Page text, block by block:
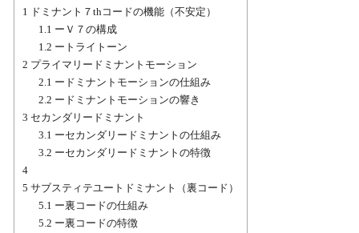
1 ドミナント７thコードの機能（不安定）
1.1 ーＶ７の構成
1.2 ートライトーン
2 プライマリードミナントモーション
2.1 ードミナントモーションの仕組み
2.2 ードミナントモーションの響き
3 セカンダリードミナント
3.1 ーセカンダリードミナントの仕組み
3.2 ーセカンダリードミナントの特徴
4
5 サブスティテユートドミナント（裏コード）
5.1 ー裏コードの仕組み
5.2 ー裏コードの特徴